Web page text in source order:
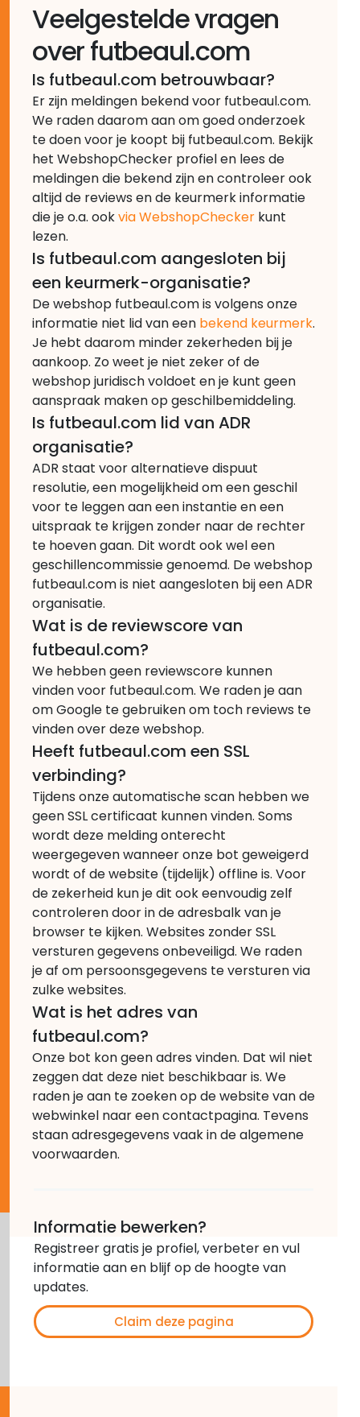
Veelgestelde vragen
over futbeaul.com
Is futbeaul.com betrouwbaar?
Er zijn meldingen bekend voor futbeaul.com.
We raden daarom aan om goed onderzoek
te doen voor je koopt bij futbeaul.com. Bekijk
het WebshopChecker profiel en lees de
meldingen die bekend zijn en controleer ook
altijd de reviews en de keurmerk informatie
die je o.a. ookvia WebshopChecker kunt
lezen.
Is futbeaul.com aangesloten bij
een keurmerk-organisatie?
De webshop futbeaul.com is volgens onze
informatie niet lid van een bekend keurmerk.
Je hebt daarom minder zekerheden bij je
aankoop. Zo weet je niet zeker of de
webshop juridisch voldoet en je kunt geen
aanspraak maken op geschilbemiddeling.
Is futbeaul.com lid van ADR
organisatie?
ADR staat voor alternatieve dispuut
resolutie, een mogelijkheid om een geschil
voor te leggen aan een instantie en een
uitspraak te krijgen zonder naar de rechter
te hoeven gaan. Dit wordt ook wel een
geschillencommissie genoemd. De webshop
futbeaul.com is niet aangesloten bij een ADR
organisatie.
Wat is de reviewscore van
futbeaul.com?
We hebben geen reviewscore kunnen
vinden voor futbeaul.com. We raden je aan
om Google te gebruiken om toch reviews te
vinden over deze webshop.
Heeft futbeaul.com een SSL
verbinding?
Tijdens onze automatische scan hebben we
geen SSL certificaat kunnen vinden. Soms
wordt deze melding onterecht
weergegeven wanneer onze bot geweigerd
wordt of de website (tijdelijk) offline is. Voor
de zekerheid kun je dit ook eenvoudig zelf
controleren door in de adresbalk van je
browser te kijken. Websites zonder SSL
versturen gegevens onbeveiligd. We raden
je af om persoonsgegevens te versturen via
zulke websites.
Wat is het adres van
futbeaul.com?
Onze bot kon geen adres vinden. Dat wil niet
zeggen dat deze niet beschikbaar is. We
raden je aan te zoeken op de website van de
webwinkel naar een contactpagina. Tevens
staan adresgegevens vaak in de algemene
voorwaarden.
Informatie bewerken?
Registreer gratis je profiel, verbeter en vul
informatie aan en blijf op de hoogte van
updates.
Claim deze pagina